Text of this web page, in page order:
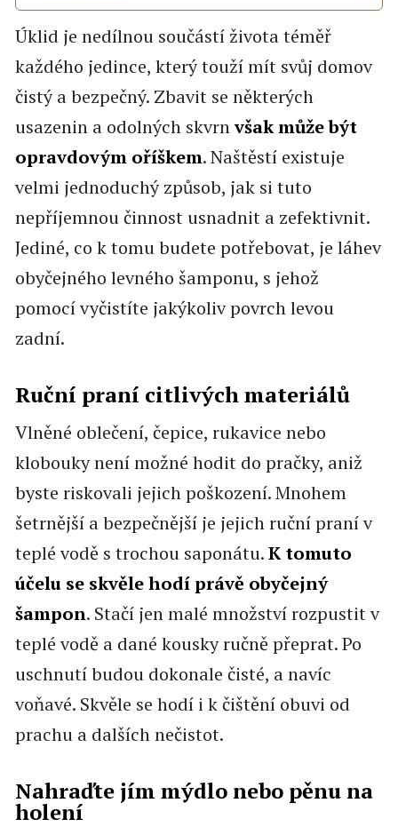
Úklid je nedílnou součástí života téměř
každého jedince, který touží mít svůj domov
čistý a bezpečný. Zbavit se některých
usazenin a odolných skvrnvšak může být
opravdovým oříškem. Naštěstí existuje
velmi jednoduchý způsob, jak si tuto
nepříjemnou činnost usnadnit a zefektivnit.
Jediné, co k tomu budete potřebovat, je láhev
obyčejného levného šamponu, s jehož
pomocí vyčistíte jakýkoliv povrch levou
zadní.
Ruční praní citlivých materiálů
Vlněné oblečení, čepice, rukavice nebo
klobouky není možné hodit do pračky, aniž
byste riskovali jejich poškození. Mnohem
šetrnější a bezpečnější je jejich ruční praní v
teplé vodě s trochou saponátu.K tomuto
účelu se skvěle hodí právě obyčejný
šampon. Stačí jen malé množství rozpustit v
teplé vodě a dané kousky ručně přeprat. Po
uschnutí budou dokonale čisté, a navíc
voňavé. Skvěle se hodí i k čištění obuvi od
prachu a dalších nečistot.
Nahraďte jím mýdlo nebo pěnu na
holení